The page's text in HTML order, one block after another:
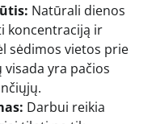
Natūrali dienos
koncentraciją ir
sėdimos vietos prie
yra pačios
Darbui reikia